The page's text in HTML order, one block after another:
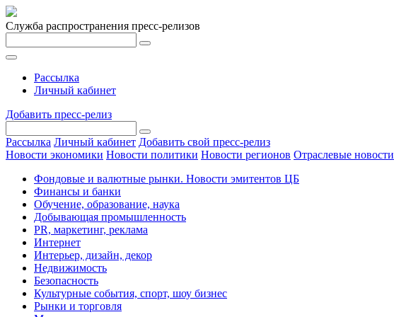
Служба распространения пресс-релизов
Рассылка
Личный кабинет
Добавить пресс-релиз
Рассылка Личный кабинет Добавить свой пресс-релиз
Новости экономики Новости политики Новости регионов Отраслевые новости
Фондовые и валютные рынки. Новости эмитентов ЦБ
Финансы и банки
Обучение, образование, наука
Добывающая промышленность
PR, маркетинг, реклама
Интернет
Интерьер, дизайн, декор
Недвижимость
Безопасность
Культурные события, спорт, шоу бизнес
Рынки и торговля